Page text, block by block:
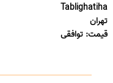
Tablighatiha
تهران
قیمت: توافقی